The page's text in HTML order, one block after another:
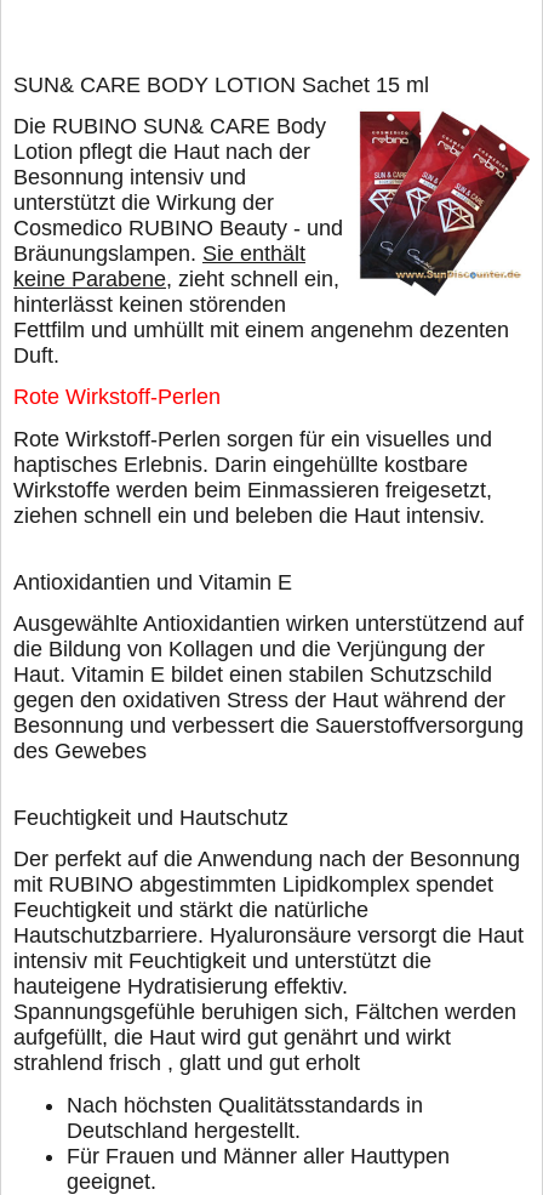
SUN& CARE BODY LOTION Sachet 15 ml
Die RUBINO SUN& CARE Body
Lotion pflegt die Haut nach der
Besonnung intensiv und
unterstützt die Wirkung der
Cosmedico RUBINO Beauty - und
Bräunungslampen. Sie enthält
keine Parabene, zieht schnell ein,
hinterlässt keinen störenden
Fettfilm und umhüllt mit einem angenehm dezenten
Duft.
Rote Wirkstoff-Perlen
Rote Wirkstoff-Perlen sorgen für ein visuelles und
haptisches Erlebnis. Darin eingehüllte kostbare
Wirkstoffe werden beim Einmassieren freigesetzt,
ziehen schnell ein und beleben die Haut intensiv.
Antioxidantien und Vitamin E
Ausgewählte Antioxidantien wirken unterstützend auf
die Bildung von Kollagen und die Verjüngung der
Haut. Vitamin E bildet einen stabilen Schutzschild
gegen den oxidativen Stress der Haut während der
Besonnung und verbessert die Sauerstoffversorgung
des Gewebes
Feuchtigkeit und Hautschutz
Der perfekt auf die Anwendung nach der Besonnung
mit RUBINO abgestimmten Lipidkomplex spendet
Feuchtigkeit und stärkt die natürliche
Hautschutzbarriere. Hyaluronsäure versorgt die Haut
intensiv mit Feuchtigkeit und unterstützt die
hauteigene Hydratisierung effektiv.
Spannungsgefühle beruhigen sich, Fältchen werden
aufgefüllt, die Haut wird gut genährt und wirkt
strahlend frisch , glatt und gut erholt
Nach höchsten Qualitätsstandards in
Deutschland hergestellt.
Für Frauen und Männer aller Hauttypen
geeignet.